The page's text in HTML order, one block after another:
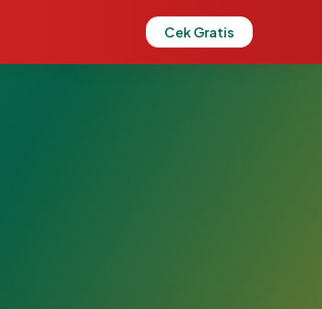
Cek Gratis